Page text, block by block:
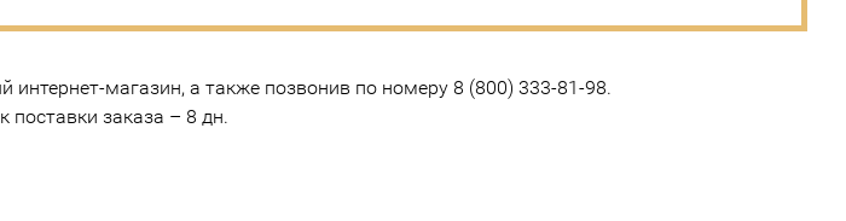
магазин, а также позвонив по номеру 8 (800) 333-81-98.
поставки заказа – 8 дн.